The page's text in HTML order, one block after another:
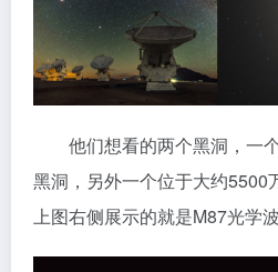
他们想看的两个黑洞，一
黑洞，另外一个位于大约5500
上图右侧展示的就是M87光学波